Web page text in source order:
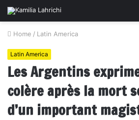
Home / Latin America
Latin America
Les Argentins
colère après la mort
d’un important